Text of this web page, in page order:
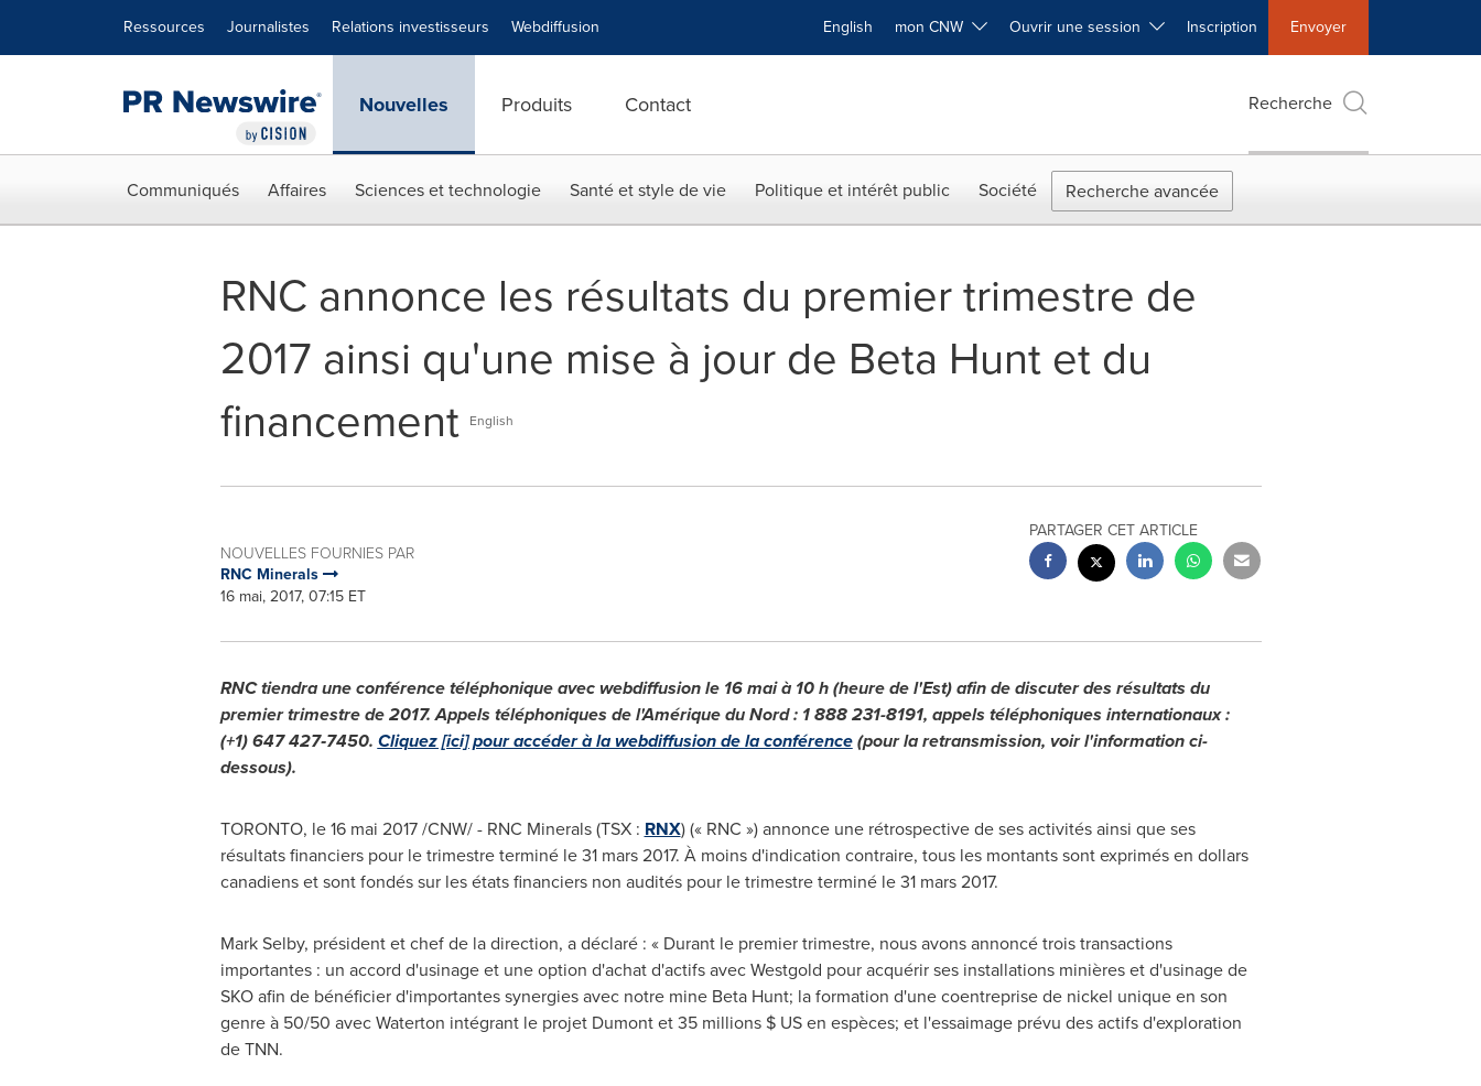
Ressources Journalistes Relations investisseurs Webdiffusion English mon CNW Ouvrir une session Inscription Envoyer
Nouvelles Produits Contact Recherche
Communiqués Affaires Sciences et technologie Santé et style de vie Politique et intérêt public Société Recherche avancée
RNC annonce les résultats du premier trimestre de
2017 ainsi qu'une mise à jour de Beta Hunt et du
financement English
NOUVELLES FOURNIES PAR
RNC Minerals
16 mai, 2017, 07:15 ET
PARTAGER CET ARTICLE
RNC tiendra une conférence téléphonique avec webdiffusion le 16 mai à 10 h (heure de l'Est) afin de discuter des résultats du
premier trimestre de 2017. Appels téléphoniques de l'Amérique du Nord : 1 888 231-8191, appels téléphoniques internationaux :
(+1) 647 427‑7450. Cliquez [ici] pour accéder à la webdiffusion de la conférence(pour la retransmission, voir l'information ci-
dessous).
TORONTO, le 16 mai 2017 /CNW/ - RNC Minerals (TSX : RNX) (« RNC ») annonce une rétrospective de ses activités ainsi que ses
résultats financiers pour le trimestre terminé le 31 mars 2017. À moins d'indication contraire, tous les montants sont exprimés en dollars
canadiens et sont fondés sur les états financiers non audités pour le trimestre terminé le 31 mars 2017.
Mark Selby, président et chef de la direction, a déclaré : « Durant le premier trimestre, nous avons annoncé trois transactions
importantes : un accord d'usinage et une option d'achat d'actifs avec Westgold pour acquérir ses installations minières et d'usinage de
SKO afin de bénéficier d'importantes synergies avec notre mine Beta Hunt; la formation d'une coentreprise de nickel unique en son
genre à 50/50 avec Waterton intégrant le projet Dumont et 35 millions $ US en espèces; et l'essaimage prévu des actifs d'exploration
de TNN.